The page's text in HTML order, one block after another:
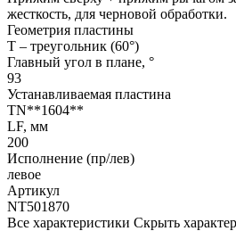
жесткость, для черновой обработки.
Геометрия пластины
T – треугольник (60°)
Главный угол в плане, °
93
Устанавливаемая пластина
TN**1604**
LF, мм
200
Исполнение (пр/лев)
левое
Артикул
NT501870
Все характеристики Скрыть